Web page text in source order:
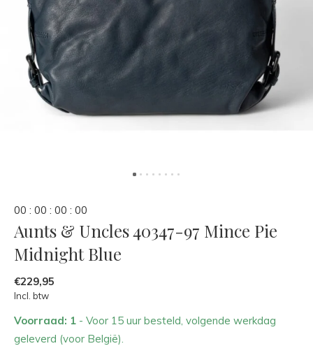
00 : 00 : 00 : 00
Aunts & Uncles 40347-97 Mince Pie
Midnight Blue
€229,95
Incl. btw
Voorraad: 1 - Voor 15 uur besteld, volgende werkdag
geleverd (voor België).